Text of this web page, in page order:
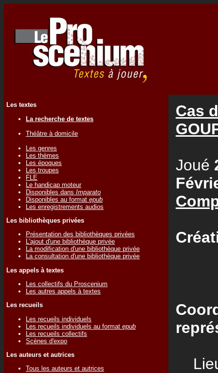
Les textes
La recherche de textes
Théâtre à domicile
Les genres
Les thèmes
Les époques
Les troupes
FLE
Le handicap moteur
Disponibles dans Imparato
Disponibles au format epub
Les enregistrements audios
Les bibliothèques privées
Présentation des bibliothèques privées
L'ajout d'une bibliothèque privée
La modification d'une bibliothèque privée
La consultation d'une bibliothèque privée
Les appels à textes
Les collectifs du Proscenium
Les autres appels à textes
Les recueils
Les recueils individuels
Les recueils individuels au format epub
Les recueils collectifs
Scènes d'expo
Les auteurs et autrices
Tous les auteurs et autrices
Cas
Joué